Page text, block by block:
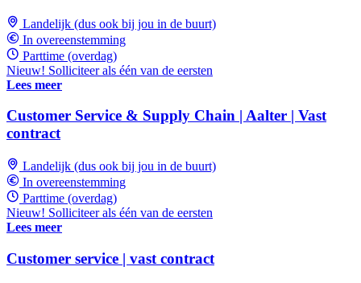
Landelijk (dus ook bij jou in de buurt)
In overeenstemming
Parttime (overdag)
Nieuw! Solliciteer als één van de eersten
Lees meer
Customer Service & Supply Chain | Aalter | Vast
contract
Landelijk (dus ook bij jou in de buurt)
In overeenstemming
Parttime (overdag)
Nieuw! Solliciteer als één van de eersten
Lees meer
Customer service | vast contract